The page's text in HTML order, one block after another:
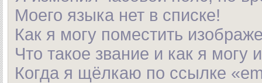
Моего языка нет в списке!
Как я могу поместить
Что такое звание и как я могу
Когда я щёлкаю по ссылке